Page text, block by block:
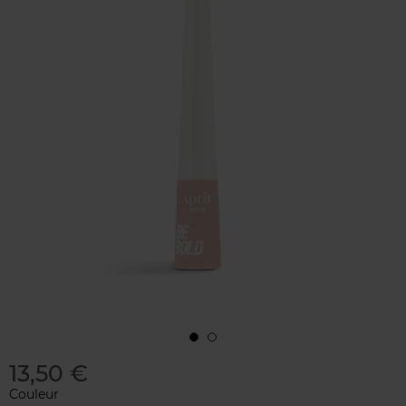
13,50 €
Couleur